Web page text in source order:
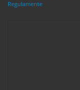
Regulamente